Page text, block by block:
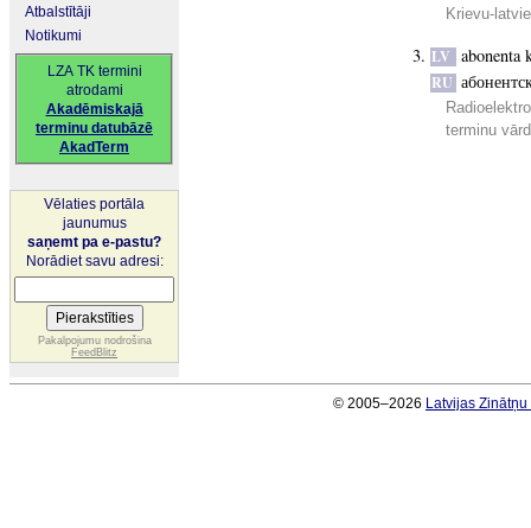
Atbalstītāji
Notikumi
LZA TK termini
atrodami
Akadēmiskajā
terminu datubāzē
AkadTerm
Vēlaties portāla
jaunumus
saņemt pa e-pastu?
Norādiet savu adresi:
Pakalpojumu nodrošina
FeedBlitz
Krievu-
LV abonenta
RU
terminu
© 2005–2026 Latvijas